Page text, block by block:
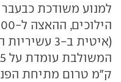
(איטית ב-3
ק"מ טרום מתיחת